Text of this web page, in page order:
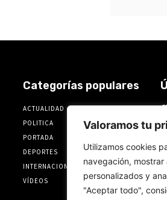
Valoramos tu
Utilizamos cookies
navegación,
personalizados y
"Aceptar todo",
Categorías populares
ACTUALIDAD
3921
POLITICA
2018
PORTADA
DEPORTES
577
INTERNACIONALES
559
VÍDEOS
534
6